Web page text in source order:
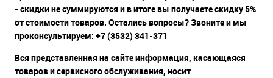
- скидки не суммируются и в итоге вы получаете скидку 5%
от стоимости товаров. Остались вопросы? Звоните и мы
проконсультируем: +7 (3532) 341-371
Вся представленная на сайте информация, касающаяся
товаров и сервисного обслуживания, носит